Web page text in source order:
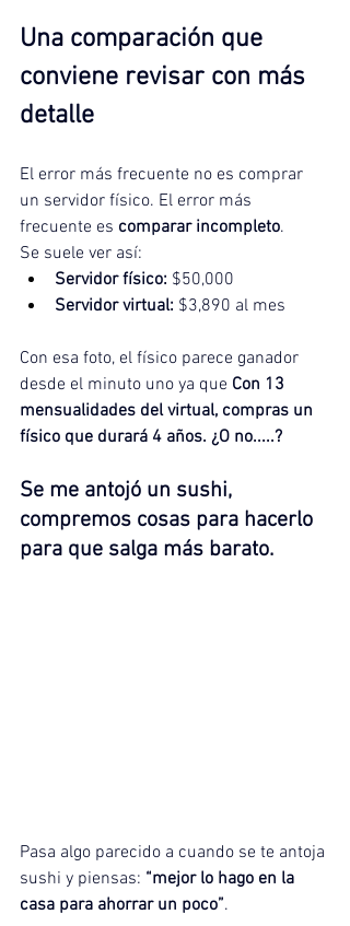
Una comparación que
conviene revisar con más
detalle
El error más frecuente no es comprar
un servidor físico. El error más
frecuente es comparar incompleto.
Se suele ver así:
Servidor físico: $50,000
Servidor virtual: $3,890 al mes
Con esa foto, el físico parece ganador
desde el minuto uno ya que Con 13
mensualidades del virtual, compras un
físico que durará 4 años. ¿O no.....?
Se me antojó un sushi,
compremos cosas para hacerlo
para que salga más barato.
Pasa algo parecido a cuando se te antoja
sushi y piensas: “mejor lo hago en la
casa para ahorrar un poco”.